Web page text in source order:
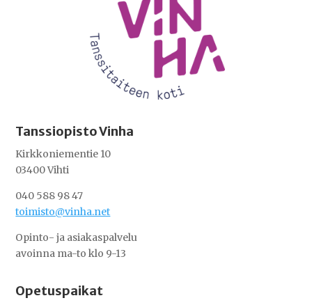
Tanssiopisto Vinha
Kirkkoniementie 10
03400 Vihti
040 588 98 47
toimisto@vinha.net
Opinto- ja asiakaspalvelu
avoinna ma-to klo 9-13
Opetuspaikat